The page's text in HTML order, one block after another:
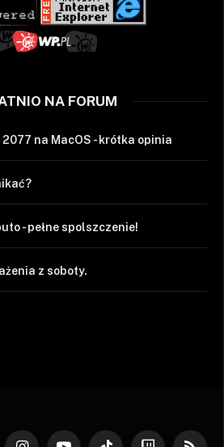
NA FORUM
na MacOS - krótka opinia
- pełne spolszczenie!
z soboty.